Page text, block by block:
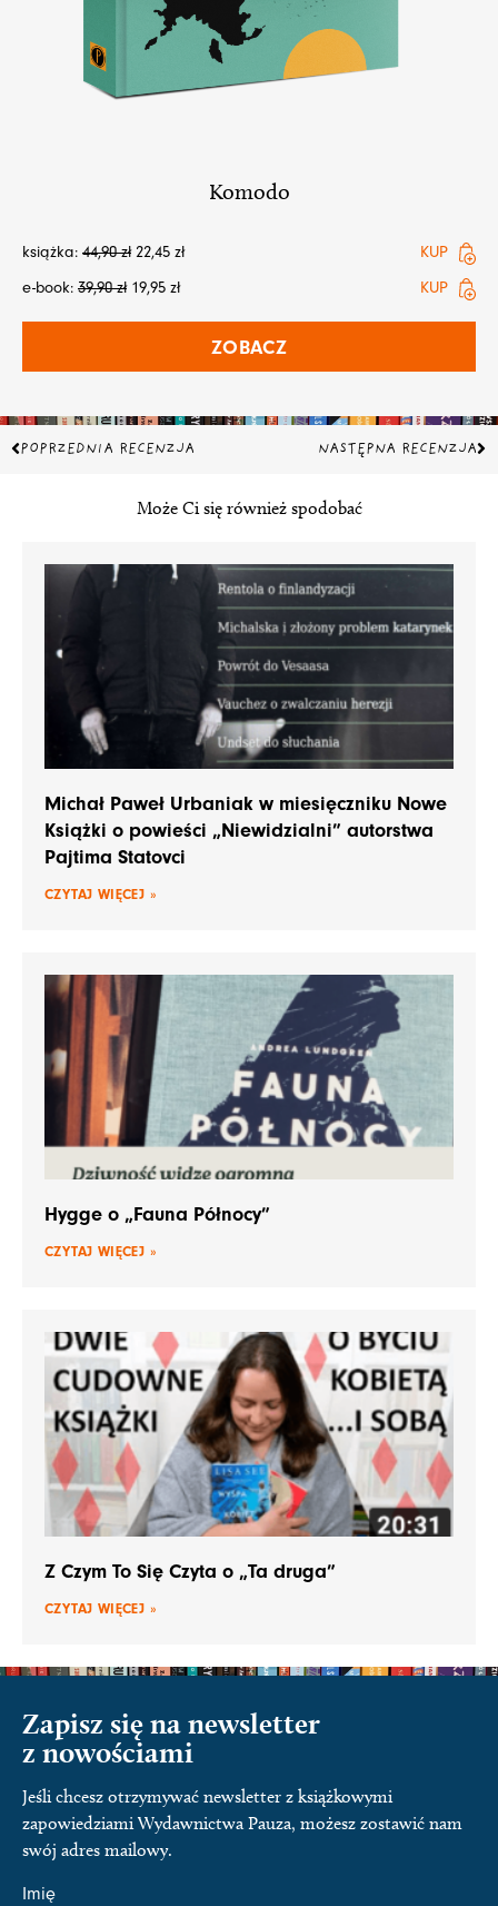
Komodo
książka: 44,90zł 22,45 zł
KUP
e-book: 39,90zł 19,95 zł KUP
ZOBACZ
Prev
POPRZEDNIA RECENZJA NASTĘPNA RECENZJA
Może Ci się również spodobać
Michał Paweł Urbaniak w miesięczniku Nowe
Książki o powieści „Niewidzialni” autorstwa
Pajtima Statovci
CZYTAJ WIĘCEJ »
Hygge o „Fauna Północy”
CZYTAJ WIĘCEJ »
Z Czym To Się Czyta o „Ta druga”
CZYTAJ WIĘCEJ »
Zapisz się na newsletter
z nowościami
Jeśli chcesz otrzymywać newsletter z książkowymi
zapowiedziami Wydawnictwa Pauza, możesz zostawić nam
swój adres mailowy.
Imię